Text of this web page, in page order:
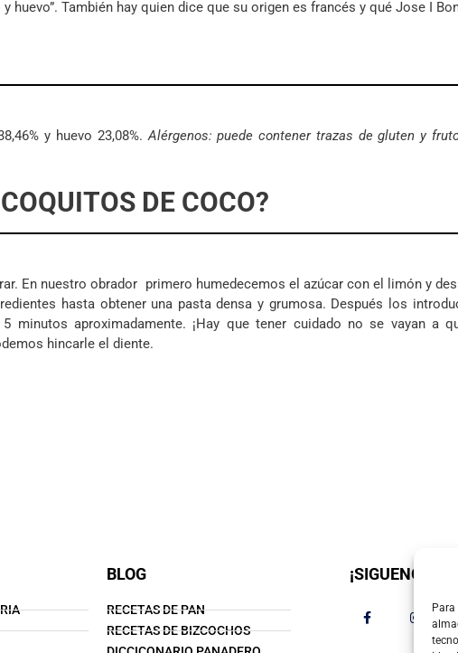
huevo”. También hay quien dice que su origen es francés y qué Jose I
y huevo 23,08%.Alérgenos: puede contener trazas de gluten y
DE COCO?
En nuestro obrador primero humedecemos el azúcar con el limón y
hasta obtener una pasta densa y grumosa. Después los
minutos aproximadamente. ¡Hay que tener cuidado no se vayan a
hincarle el diente.
BLOG
RECETAS DE PAN
RECETAS DE BIZCOCHOS
¡SIGUENOS!